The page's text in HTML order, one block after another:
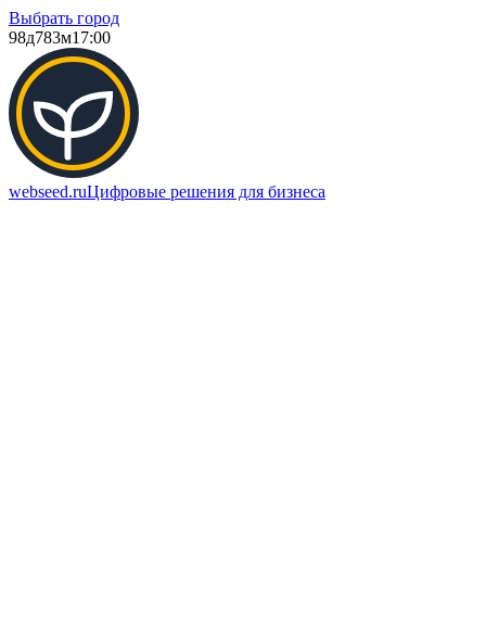
Выбрать город
98д783м17:00
webseed.ruЦифровые решения для бизнеса